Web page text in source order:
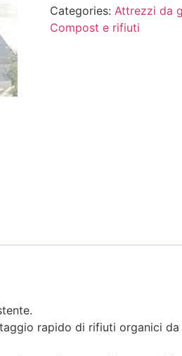
Categories: Attrezzi da
Compost e rifiuti
rapido di rifiuti organici